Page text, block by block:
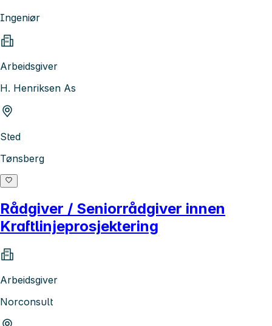
Ingeniør
Arbeidsgiver
H. Henriksen As
Sted
Tønsberg
Rådgiver / Seniorrådgiver innen
Kraftlinjeprosjektering
Arbeidsgiver
Norconsult